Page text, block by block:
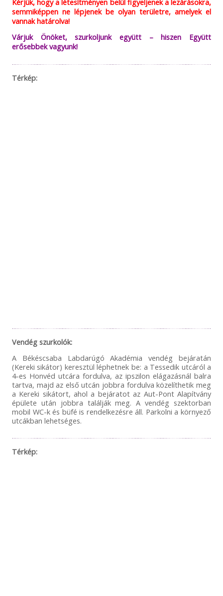
semmiképpen ne lépjenek be olyan területre, amelyek el
vannak határolva!
Várjuk Önöket, szurkoljunk együtt – hiszen Együtt
erősebbek vagyunk!
Térkép:
Vendég szurkolók:
A Békéscsaba Labdarúgó Akadémia vendég bejáratán
(Kereki sikátor) keresztül léphetnek be: a Tessedik utcáról a
4-es Honvéd utcára fordulva, az ipszilon elágazásnál balra
tartva, majd az első utcán jobbra fordulva közelíthetik meg
a Kereki sikátort, ahol a bejáratot az Aut-Pont Alapítvány
épülete után jobbra találják meg. A vendég szektorban
mobil WC-k és büfé is rendelkezésre áll. Parkolni a környező
utcákban lehetséges.
Térkép: